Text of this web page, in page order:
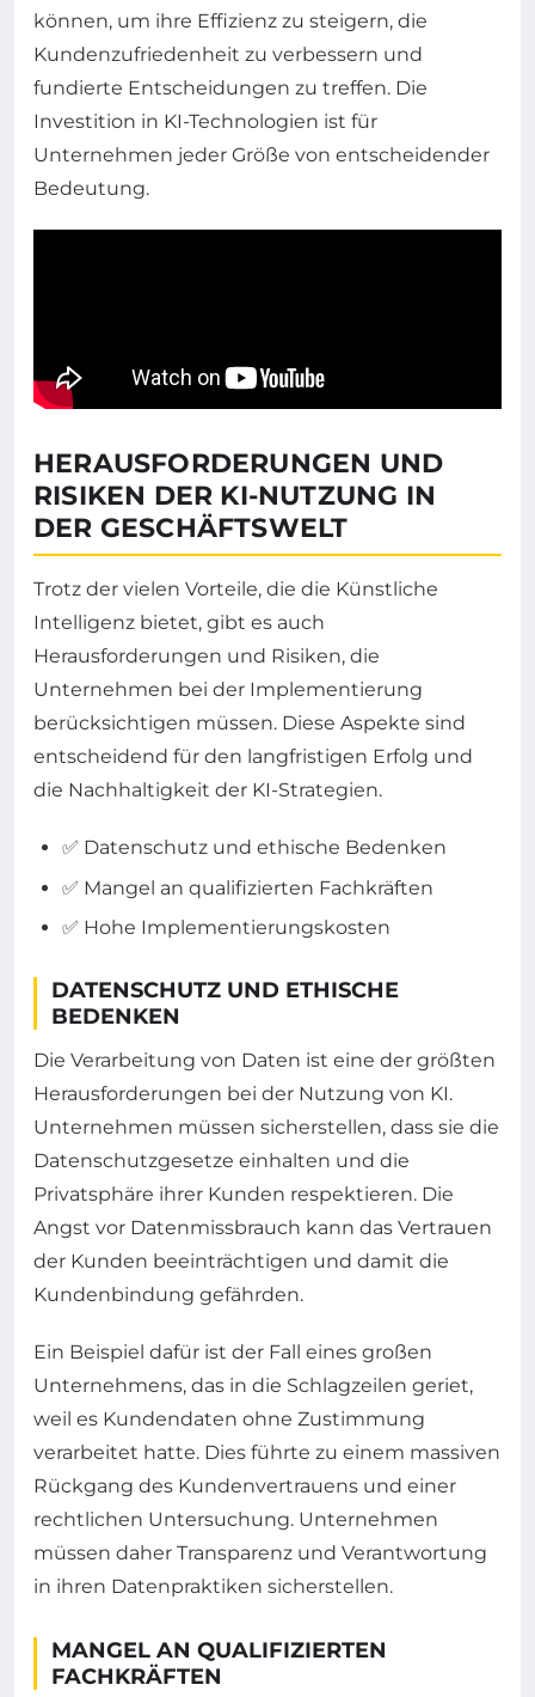
können, um ihre Effizienz zu steigern, die
Kundenzufriedenheit zu verbessern und
fundierte Entscheidungen zu treffen. Die
Investition in KI-Technologien ist für
Unternehmen jeder Größe von entscheidender
Bedeutung.
HERAUSFORDERUNGEN UND
RISIKEN DER KI-NUTZUNG IN
DER GESCHÄFTSWELT
Trotz der vielen Vorteile, die die Künstliche
Intelligenz bietet, gibt es auch
Herausforderungen und Risiken, die
Unternehmen bei der Implementierung
berücksichtigen müssen. Diese Aspekte sind
entscheidend für den langfristigen Erfolg und
die Nachhaltigkeit der KI-Strategien.
✅ Datenschutz und ethische Bedenken
✅ Mangel an qualifizierten Fachkräften
✅ Hohe Implementierungskosten
DATENSCHUTZ UND ETHISCHE
BEDENKEN
Die Verarbeitung von Daten ist eine der größten
Herausforderungen bei der Nutzung von KI.
Unternehmen müssen sicherstellen, dass sie die
Datenschutzgesetze einhalten und die
Privatsphäre ihrer Kunden respektieren. Die
Angst vor Datenmissbrauch kann das Vertrauen
der Kunden beeinträchtigen und damit die
Kundenbindung gefährden.
Ein Beispiel dafür ist der Fall eines großen
Unternehmens, das in die Schlagzeilen geriet,
weil es Kundendaten ohne Zustimmung
verarbeitet hatte. Dies führte zu einem massiven
Rückgang des Kundenvertrauens und einer
rechtlichen Untersuchung. Unternehmen
müssen daher Transparenz und Verantwortung
in ihren Datenpraktiken sicherstellen.
MANGEL AN QUALIFIZIERTEN
FACHKRÄFTEN